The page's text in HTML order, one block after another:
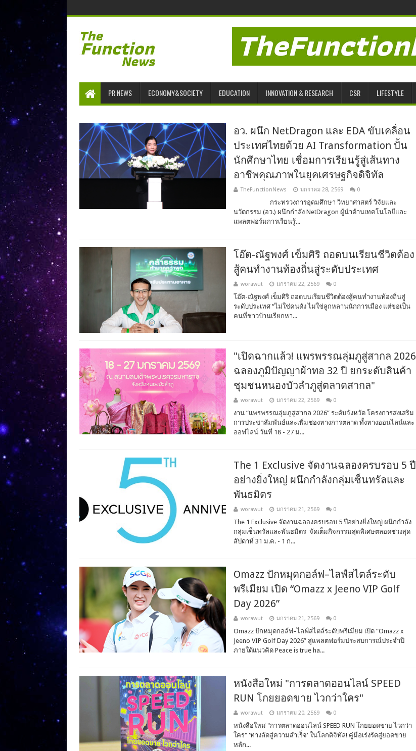
PR NEWS ECONOMY&SOCIETY EDUCATION INNOVATION & RESEARCH CSR LIFESTYLE
อว. ผนึก NetDragon และ EDA ขับเคลื่อน
ประเทศไทยด้วย AI Transformation ปั้น
นักศึกษาไทย เชื่อมการเรียนรู้สู่เส้นทาง
อาชีพคุณภาพในยุคเศรษฐกิจดิจิทัล
TheFunctionNews มกราคม 28, 2569 0
กระทรวงการอุดมศึกษา วิทยาศาสตร์ วิจัยและ
นวัตกรรม (อว.) ผนึกกำลัง NetDragon ผู้นำด้านเทคโนโลยีและ
แพลตฟอร์มการเรียนรู้...
โอ๊ต-ณัฐพงศ์ เข็มศิริ ถอดบนเรียนชีวิตต้อง
สู้คนทำงานท้องถิ่นสู่ระดับประเทศ
worawut มกราคม 22, 2569 0
โอ๊ต-ณัฐพงศ์ เข็มศิริ ถอดบนเรียนชีวิตต้องสู้คนทำงานท้องถิ่นสู่
ระดับประเทศ “ไม่ใช่คนดัง ไม่ใช่ลูกหลานนักการเมือง แต่ขอเป็น
คนที่ชาวบ้านเรียกหา...
​"เปิดฉากแล้ว! แพรพรรณลุ่มภูสู่สากล 2026
ฉลองภูมิปัญญาผ้าทอ 32 ปี ยกระดับสินค้า
ชุมชนหนองบัวลำภูสู่ตลาดสากล"
worawut มกราคม 22, 2569 0
งาน “แพรพรรณลุ่มภูสู่สากล 2026” ระดับจังหวัด โครงการส่งเสริม
การประชาสัมพันธ์และเพิ่มช่องทางการตลาด ทั้งทางออนไลน์และ
ออฟไลน์ วันที่ 18 - 27 ม...
The 1 Exclusive จัดงานฉลองครบรอบ 5 ปี
อย่างยิ่งใหญ่ ผนึกกำลังกลุ่มเซ็นทรัลและ
พันธมิตร
worawut มกราคม 21, 2569 0
The 1 Exclusive จัดงานฉลองครบรอบ 5 ปีอย่างยิ่งใหญ่ ผนึกกำลัง
กลุ่มเซ็นทรัลและพันธมิตร จัดเต็มกิจกรรมสุดพิเศษตลอดช่วงสุด
สัปดาห์ 31 ม.ค. - 1 ก...
Omazz ปักหมุดกอล์ฟ–ไลฟ์สไตล์ระดับ
พรีเมียม เปิด “Omazz x Jeeno VIP Golf
Day 2026”
worawut มกราคม 21, 2569 0
Omazz ปักหมุดกอล์ฟ–ไลฟ์สไตล์ระดับพรีเมียม เปิด “Omazz x
Jeeno VIP Golf Day 2026” สู่แพลตฟอร์มประสบการณ์ประจำปี
ภายใต้แนวคิด Peace is true ha...
หนังสือใหม่ "การตลาดออนไลน์ SPEED
RUN โกยยอดขาย ไวกว่าใคร"
worawut มกราคม 20, 2569 0
หนังสือใหม่ "การตลาดออนไลน์ SPEED RUN โกยยอดขาย ไวกว่า
ใคร" 'ทางลัดสู่ความสำเร็จ' ในโลกดิจิทัล! คู่มือเร่งรัดสู่ยอดขาย
หลัก...